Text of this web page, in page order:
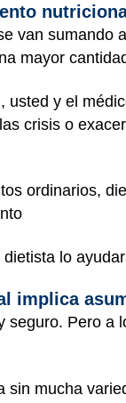
van
mayor
y el
crisis o
ordinarios,
lo
implica
seguro. Pero
sin mucha